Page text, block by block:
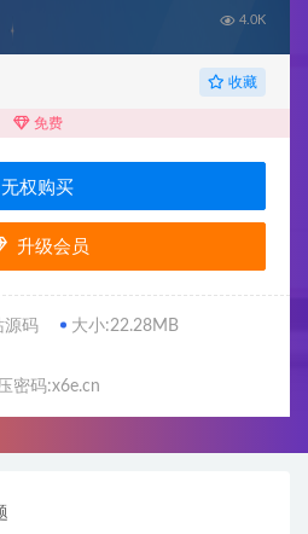
4.0K
收藏
免费
无权购买
升级会员
源码 大小:22.28MB
密码:x6e.cn